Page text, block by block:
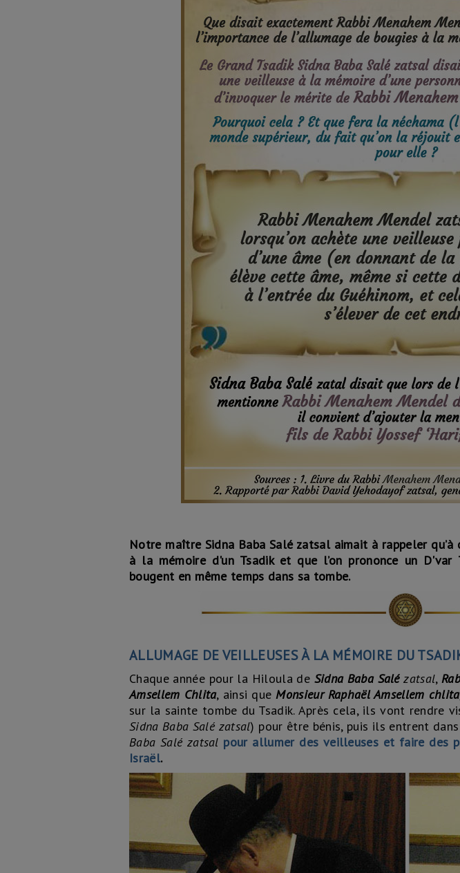
Notre maître Sidna Baba Salé zatsal aimait à rappeler
à la mémoire d'un Tsadik et que l’on prononce un
bougent en même temps dans sa tombe.
ALLUMAGE DE VEILLEUSES À LA MÉMOIRE DU
Chaque année pour la Hiloula de Sidna Baba Salé zatsal,R
Amsellem Chlita, ainsi queMonsieur Raphaël Amsellem
sur la sainte tombe du Tsadik. Après cela, ils vont rendre
Sidna Baba Salé zatsal) pour être bénis, puis ils entrent
Baba Salé zatsal pour allumer des veilleuses et faire des
Israël.